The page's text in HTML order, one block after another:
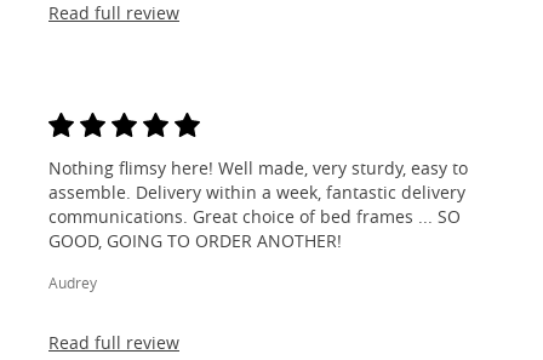
Read full review
Nothing flimsy here! Well made, very sturdy, easy to
assemble. Delivery within a week, fantastic delivery
communications. Great choice of bed frames ... SO
GOOD, GOING TO ORDER ANOTHER!
Audrey
Read full review